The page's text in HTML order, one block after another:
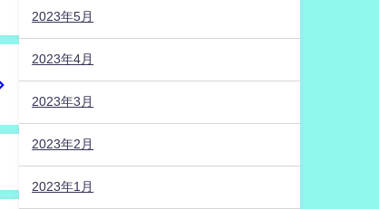
2023年5月
2023年4月
2023年3月
2023年2月
2023年1月